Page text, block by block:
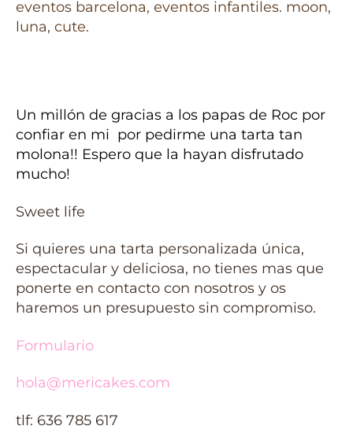
Un millón de gracias a los papas de Roc por
confiar en mi por pedirme una tarta tan
molona!! Espero que la hayan disfrutado
mucho!
Sweet life
Si quieres una tarta personalizada única,
espectacular y deliciosa, no tienes mas que
ponerte en contacto con nosotros y os
haremos un presupuesto sin compromiso.
Formulario
hola@mericakes.com
tlf: 636 785 617